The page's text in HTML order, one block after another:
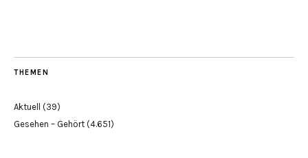
THEMEN
Aktuell
(39)
Gesehen – Gehört (4.651)